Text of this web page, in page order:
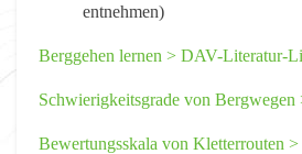
entnehmen)
Berggehen lernen > DAV-Literatur-
Schwierigkeitsgrade von
Bewertungsskala von Kletterrouten